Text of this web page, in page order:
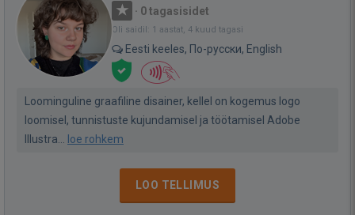
· 0 tagasisidet
Oli saidil: 1 aastat, 4 kuud tagasi
Eesti keeles, По-русски, English
Loominguline graafiline disainer, kellel on kogemus logo
loomisel, tunnistuste kujundamisel ja töötamisel Adobe
Illustra...
loe rohkem
LOO TELLIMUS